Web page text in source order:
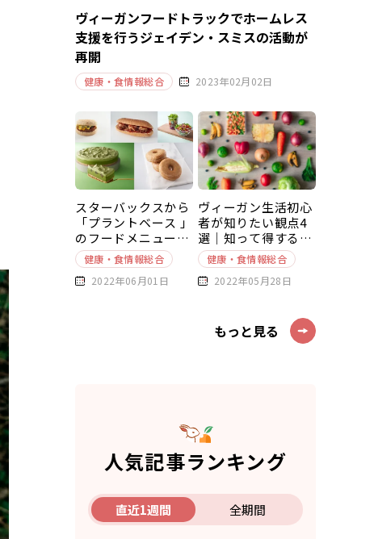
ヴィーガンフードトラックでホームレス
支援を行うジェイデン・スミスの活動が
再開
健康・食情報総合 2023年02月02日
スターバックスから
「プラントベース 」
のフードメニューが
新発売
健康・食情報総合
2022年06月01日
ヴィーガン生活初心
者が知りたい観点4
選｜知って得する豆
知識～基本編～
健康・食情報総合
2022年05月28日
もっと見る
人気記事ランキング
直近1週間 全期間